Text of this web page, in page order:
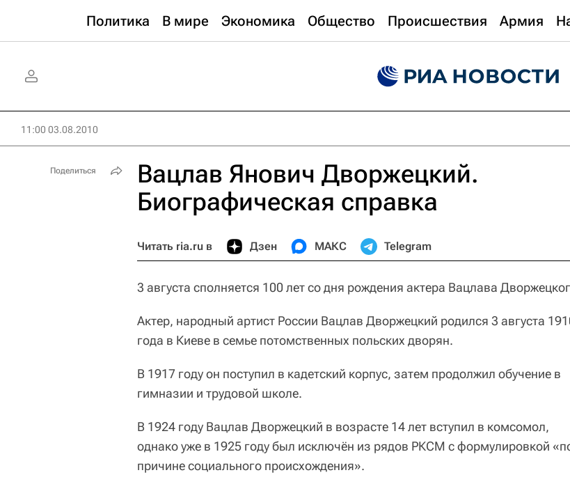
Политика В мире Экономика Общество Происшествия Армия
11:00 03.08.2010
Вацлав Янович Дворжецкий.
Биографическая справка
Читать ria.ru в Дзен МАКС Telegram
3 августа сполняется 100 лет со дня рождения актера Вацлава
Актер, народный артист России Вацлав Дворжецкий родился 3 августа
года в Киеве в семье потомственных польских дворян.
В 1917 году он поступил в кадетский корпус, затем продолжил обучение в
гимназии и трудовой школе.
В 1924 году Вацлав Дворжецкий в возрасте 14 лет вступил в комсомол,
однако уже в 1925 году был исключён из рядов РКСМ с формулировкой
причине социального происхождения».
Поделиться